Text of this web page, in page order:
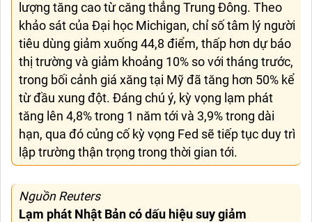
lượng tăng cao từ căng thẳng Trung Đông. Theo
khảo sát của Đại học Michigan, chỉ số tâm lý người
tiêu dùng giảm xuống 44,8 điểm, thấp hơn dự báo
thị trường và giảm khoảng 10% so với tháng trước,
trong bối cảnh giá xăng tại Mỹ đã tăng hơn 50% kể
từ đầu xung đột. Đáng chú ý, kỳ vọng lạm phát
tăng lên 4,8% trong 1 năm tới và 3,9% trong dài
hạn, qua đó củng cố kỳ vọng Fed sẽ tiếp tục duy trì
lập trường thận trọng trong thời gian tới.
Nguồn Reuters
Lạm phát Nhật Bản có dấu hiệu suy giảm